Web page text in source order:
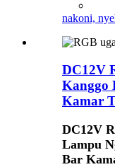
nakoni,
DC12V
Kanggo
Kamar
DC12V
Lampu
Bar